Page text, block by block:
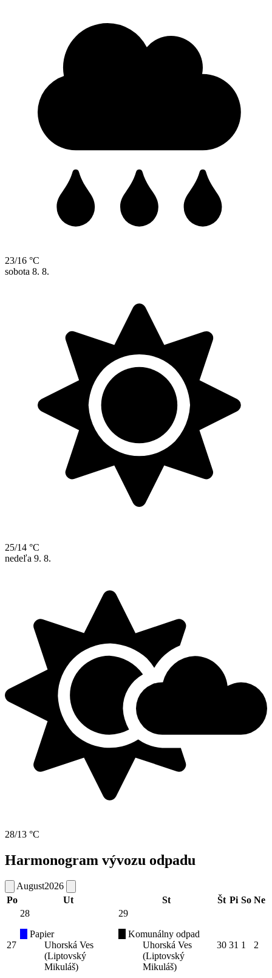
23/16 °C
sobota 8. 8.
25/14 °C
nedeľa 9. 8.
28/13 °C
Harmonogram vývozu odpadu
August2026
Po
Ut St Št Pi So Ne
27
28
Papier
Uhorská Ves
(Liptovský
Mikuláš)
29
Komunálny odpad
Uhorská Ves
(Liptovský
Mikuláš)
30 31 1 2